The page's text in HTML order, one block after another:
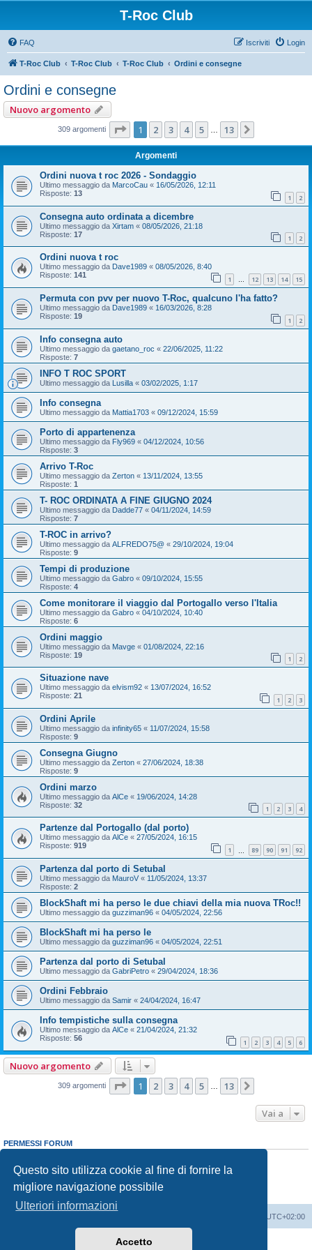
Questo sito utilizza cookie al fine di fornire la
migliore navigazione possibile
Ulteriori informazioni
Accetto
T-Roc Club
FAQ Login
Iscriviti
T-Roc Club T-Roc Club T-Roc Club Ordini e consegne
Ordini e consegne
Nuovo argomento
309 argomenti Pagina di 13
1 2 3 4 5 13
Argomenti
Ordini nuova t roc 2026 - Sondaggio
Ultimo messaggio da MarcoCau « 16/05/2026, 12:11
Risposte: 13 1 2
Consegna auto ordinata a dicembre
Ultimo messaggio da Xirtam « 08/05/2026, 21:18
Risposte: 17 1 2
Ordini nuova t roc
Ultimo messaggio da Dave1989 « 08/05/2026, 8:40
Risposte: 141 1 … 12 13 14 15
Permuta con pvv per nuovo T-Roc, qualcuno l'ha fatto?
Ultimo messaggio da Dave1989 « 16/03/2026, 8:28
Risposte: 19 1 2
Info consegna auto
Ultimo messaggio da gaetano_roc « 22/06/2025, 11:22
Risposte: 7
INFO T ROC SPORT
Ultimo messaggio da Lusilla « 03/02/2025, 1:17
Info consegna
Ultimo messaggio da Mattia1703 « 09/12/2024, 15:59
Porto di appartenenza
Ultimo messaggio da Fly969 « 04/12/2024, 10:56
Risposte: 3
Arrivo T-Roc
Ultimo messaggio da Zerton « 13/11/2024, 13:55
Risposte: 1
T- ROC ORDINATA A FINE GIUGNO 2024
Ultimo messaggio da Dadde77 « 04/11/2024, 14:59
Risposte: 7
T-ROC in arrivo?
Ultimo messaggio da ALFREDO75@ « 29/10/2024, 19:04
Risposte: 9
Tempi di produzione
Ultimo messaggio da Gabro « 09/10/2024, 15:55
Risposte: 4
Come monitorare il viaggio dal Portogallo verso l'Italia
Ultimo messaggio da Gabro « 04/10/2024, 10:40
Risposte: 6
Ordini maggio
Ultimo messaggio da Mavge « 01/08/2024, 22:16
Risposte: 19 1 2
Situazione nave
Ultimo messaggio da elvism92 « 13/07/2024, 16:52
Risposte: 21 1 2 3
Ordini Aprile
Ultimo messaggio da infinity65 « 11/07/2024, 15:58
Risposte: 9
Consegna Giugno
Ultimo messaggio da Zerton « 27/06/2024, 18:38
Risposte: 9
Ordini marzo
Ultimo messaggio da AlCe « 19/06/2024, 14:28
Risposte: 32 1 2 3 4
Partenze dal Portogallo (dal porto)
Ultimo messaggio da AlCe « 27/05/2024, 16:15
Risposte: 919 1 89 90 91 92
Partenza dal porto di Setubal
Ultimo messaggio da MauroV « 11/05/2024, 13:37
Risposte: 2
BlockShaft mi ha perso le due chiavi della mia nuova TRoc!!
Ultimo messaggio da guzziman96 « 04/05/2024, 22:56
BlockShaft mi ha perso le
Ultimo messaggio da guzziman96 « 04/05/2024, 22:51
Partenza dal porto di Setubal
Ultimo messaggio da GabriPetro « 29/04/2024, 18:36
Ordini Febbraio
Ultimo messaggio da Samir « 24/04/2024, 16:47
Info tempistiche sulla consegna
Ultimo messaggio da AlCe « 21/04/2024, 21:32
Risposte: 56 1 2 3 4 5 6
Nuovo argomento
309 argomenti Pagina di 13
1 2 3 4 5 13
Vai a
PERMESSI FORUM
Non puoirispondere negli argomenti
Non puoimodificare i tuoi messaggi
Non puoicancellare i tuoi messaggi
Non puoi
inviare allegati
UTC+02:00
phpBB® Forum Software © phpBB Limited